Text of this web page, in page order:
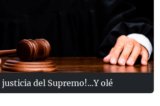
justicia del Supremo!...Y olé